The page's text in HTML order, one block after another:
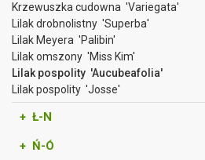
Krzewuszka cudowna 'Variegata'
Lilak drobnolistny 'Superba'
Lilak Meyera 'Palibin'
Lilak omszony 'Miss Kim'
Lilak pospolity 'Aucubeafolia'
Lilak pospolity 'Josse'
+ Ł-N
+ Ń-Ó